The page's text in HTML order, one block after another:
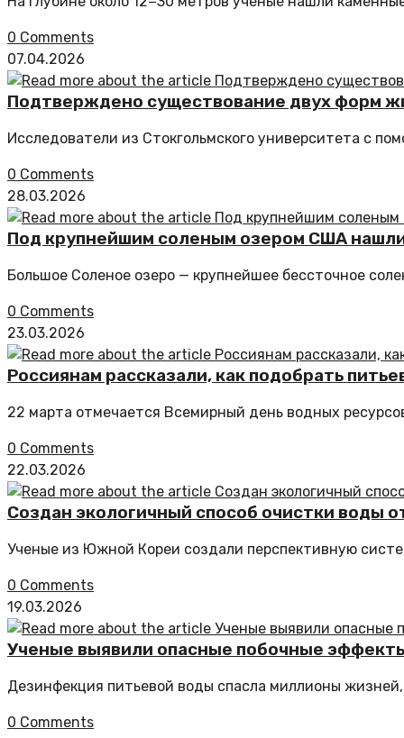
0 Comments
07.04.2026
Подтверждено существование двух форм
Исследователи из Стокгольмского университета с
0 Comments
28.03.2026
Под крупнейшим соленым озером США
Большое Соленое озеро — крупнейшее бессточное
0 Comments
23.03.2026
Россиянам рассказали, как подобрать
22 марта отмечается Всемирный день водных
0 Comments
22.03.2026
Создан экологичный способ очистки воды
Ученые из Южной Кореи создали перспективную
0 Comments
19.03.2026
Ученые выявили опасные побочные
Дезинфекция питьевой воды спасла миллионы
0 Comments